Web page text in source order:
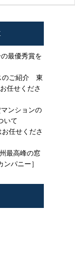
最優秀賞を
のご紹介 東
任せくださ
ンションの
いて
任せくださ
最高峰の窓
パニー］